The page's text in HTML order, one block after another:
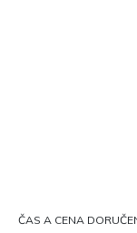
ČAS A CENA